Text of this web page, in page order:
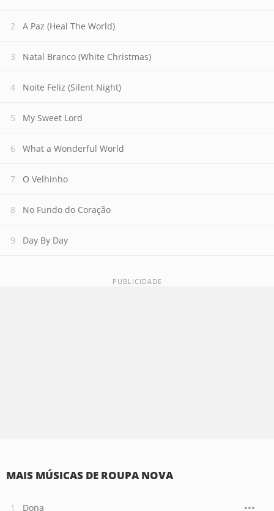
A Paz (Heal The World)
Natal Branco (White Christmas)
Noite Feliz (Silent Night)
My Sweet Lord
What a Wonderful World
O Velhinho
No Fundo do Coração
Day By Day
MAIS MÚSICAS DE ROUPA NOVA
Dona